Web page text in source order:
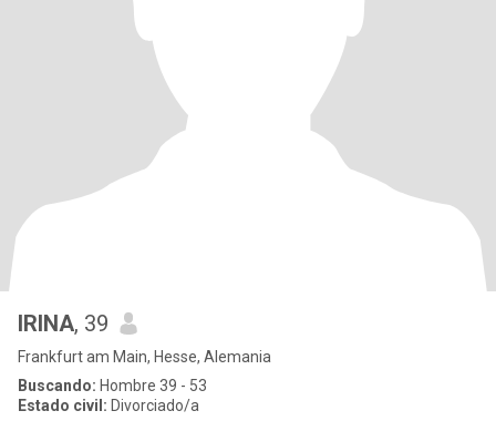
IRINA, 39
Frankfurt am Main, Hesse, Alemania
Buscando: Hombre 39 - 53
Estado civil: Divorciado/a